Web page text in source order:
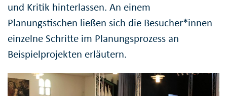
und Kritik hinterlassen. An einem
Planungstischen ließen sich die Besucher*innen
einzelne Schritte im Planungsprozess an
Beispielprojekten erläutern.